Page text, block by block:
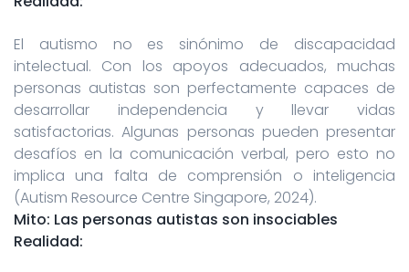
El autismo no es sinónimo de discapacidad
intelectual. Con los apoyos adecuados, muchas
personas autistas son perfectamente capaces de
desarrollar independencia y llevar vidas
satisfactorias. Algunas personas pueden presentar
desafíos en la comunicación verbal, pero esto no
implica una falta de comprensión o inteligencia
(Autism Resource Centre Singapore, 2024).
Mito: Las personas autistas son insociables
Realidad: